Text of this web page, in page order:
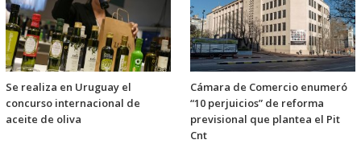
Se realiza en Uruguay el
concurso internacional de
aceite de oliva
Cámara de Comercio enumeró
“10 perjuicios” de reforma
previsional que plantea el Pit
Cnt